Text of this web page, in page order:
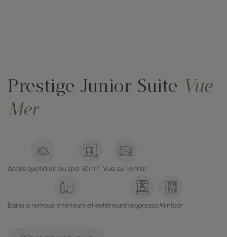
Prestige Junior Suite Vue
Mer
Accès quotidien au spa 80 m² Vue sur la mer
Bains à remous intérieurs et extérieursNespressoMinibar